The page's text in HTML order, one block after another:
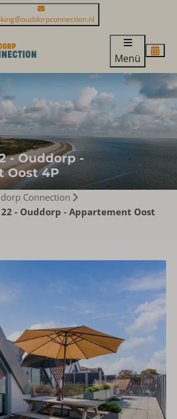
Menü
- Ouddorp -
Oost 4P
Connection
- Ouddorp - Appartement Oost